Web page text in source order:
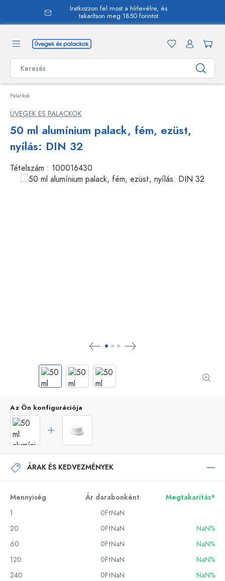
Iratkozzon fel most a hírlevélre, és
takarítson meg 1850 forintot
Palackok
ÜVEGEK ES PALACKOK
50 ml alumínium palack, fém, ezüst,
nyílás: DIN 32
Tételszám : 100016430
Az Ön konfigurációja
ÁRAK ÉS KEDVEZMÉNYEK
Mennyiség Ár darabonként
Megtakarítás*
1
0FtNaN
20
0FtNaN
NaN%
60
0FtNaN
NaN%
120
0FtNaN
NaN%
240
0FtNaN
NaN%